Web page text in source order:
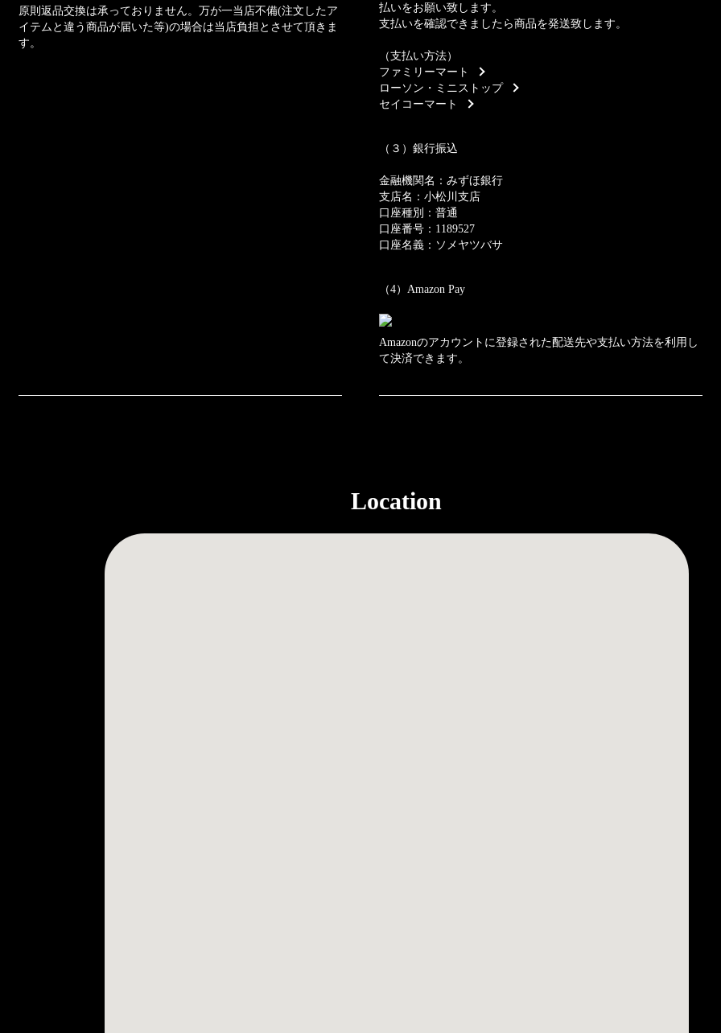
原則返品交換は承っておりません。万が一当店不備(注文したア
イテムと違う商品が届いた等)の場合は当店負担とさせて頂きま
す。
払いをお願い致します。
支払いを確認できましたら商品を発送致します。
（支払い方法）
ファミリーマート
ローソン・ミニストップ
セイコーマート
（３）銀行振込
金融機関名：みずほ銀行
支店名：小松川支店
口座種別：普通
口座番号：1189527
口座名義：ソメヤツバサ
（4）Amazon Pay
Amazonのアカウントに登録された配送先や支払い方法を利用し
て決済できます。
Location